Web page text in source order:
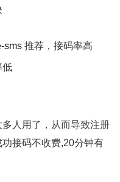
sms 推荐，接码率高
低
人用了，从而导致注册
接码不收费,20分钟有